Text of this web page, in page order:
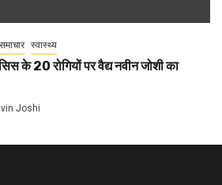
समाचार स्वास्थ्य
के 20 रोगियों पर वैद्य नवीन जोशी का
Joshi